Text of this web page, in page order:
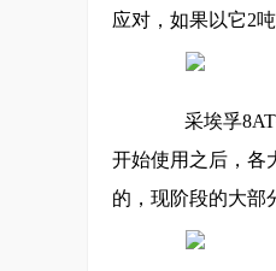
应对，如果以它2
采埃孚8AT
开始使用之后，各
的，现阶段的大部